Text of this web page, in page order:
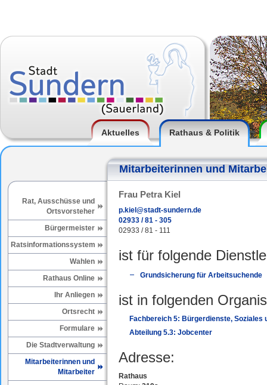
Aktuelles Rathaus & Politik
Mitarbeiterinnen und
Rat, Ausschüsse und
Ortsvorsteher
Bürgermeister
Ratsinformationssystem
Wahlen
Rathaus Online
Ihr Anliegen
Ortsrecht
Formulare
Die Stadtverwaltung
Mitarbeiterinnen und
Mitarbeiter
Frau Petra Kiel
p.kiel@stadt-sundern.de
02933 / 81 - 305
02933 / 81 - 111
ist für folgende
Grundsicherung für Arbeitsuchende
ist in folgenden
Fachbereich 5: Bürgerdienste, Soziales
Abteilung 5.3: Jobcenter
Adresse:
Rathaus